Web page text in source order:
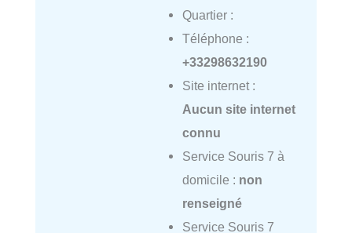
Quartier :
Téléphone :
+33298632190
Site internet :
Aucun site internet
connu
Service Souris 7 à
domicile : non
renseigné
Service Souris 7